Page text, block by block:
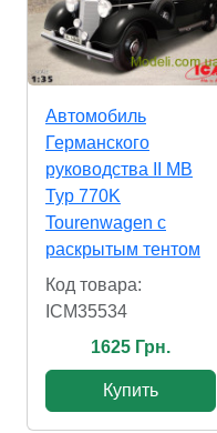
Автомобиль
Германского
руководства ІІ МВ
Typ 770K
Tourenwagen с
раскрытым тентом
Код товара:
ICM35534
1625 Грн.
Купить